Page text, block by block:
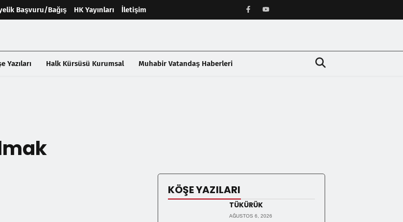
Başvuru/Bağış HK Yayınları İletişim
Yazıları Halk Kürsüsü Kurumsal Muhabir Vatandaş Haberleri
KÖŞE YAZILARI
TÜKÜRÜK
AĞUSTOS 6, 2026